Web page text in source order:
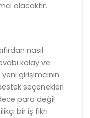
olacaktır.
nasıl
kolay ve
yeni girişimcinin
seçenekleri
para değil
bir iş fikri